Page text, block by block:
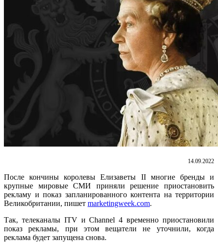
14.09.2022
После кончины королевы Елизаветы II многие бренды и
крупные мировые СМИ приняли решение приостановить
рекламу и показ запланированного контента на территории
Великобритании, пишет marketingweek.com.
Так, телеканалы ITV и Channel 4 временно приостановили
показ рекламы, при этом вещатели не уточнили, когда
реклама будет запущена снова.